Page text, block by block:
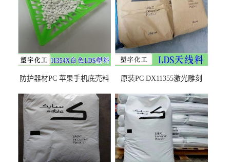
防护器材PC 苹果手机底壳料
之忧
原装PC DX11355激光雕刻